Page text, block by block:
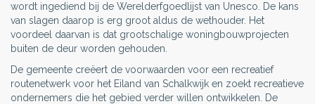
wordt ingediend bij de Werelderfgoedlijst van Unesco. De kans
van slagen daarop is erg groot aldus de wethouder. Het
voordeel daarvan is dat grootschalige woningbouwprojecten
buiten de deur worden gehouden.
De gemeente creëert de voorwaarden voor een recreatief
routenetwerk voor het Eiland van Schalkwijk en zoekt recreatieve
ondernemers die het gebied verder willen ontwikkelen. De